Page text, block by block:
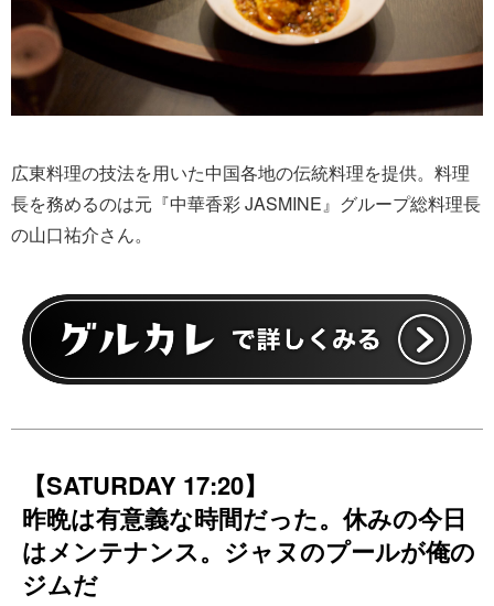
広東料理の技法を用いた中国各地の伝統料理を提供。料理
長を務めるのは元『中華香彩 JASMINE』グループ総料理長
の山口祐介さん。
【SATURDAY 17:20】
昨晩は有意義な時間だった。休みの今日
はメンテナンス。ジャヌのプールが俺の
ジムだ